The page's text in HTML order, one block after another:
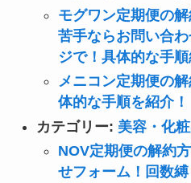
モグワン定期便の
苦手ならお問い合
ジで！具体的な手
メニコン定期便の
体的な手順を紹介
カテゴリー: 美容・化
NOV定期便の解約
せフォーム！回数